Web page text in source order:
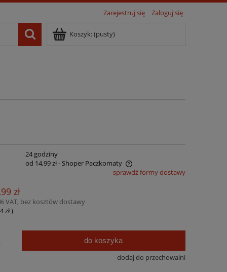
Zarejestruj się Zaloguj się
Koszyk:(pusty)
24 godziny
od 14,99 zł- Shoper Paczkomaty
sprawdź formy dostawy
zł
VAT, bez kosztów dostawy
zł)
do koszyka
dodaj do przechowalni